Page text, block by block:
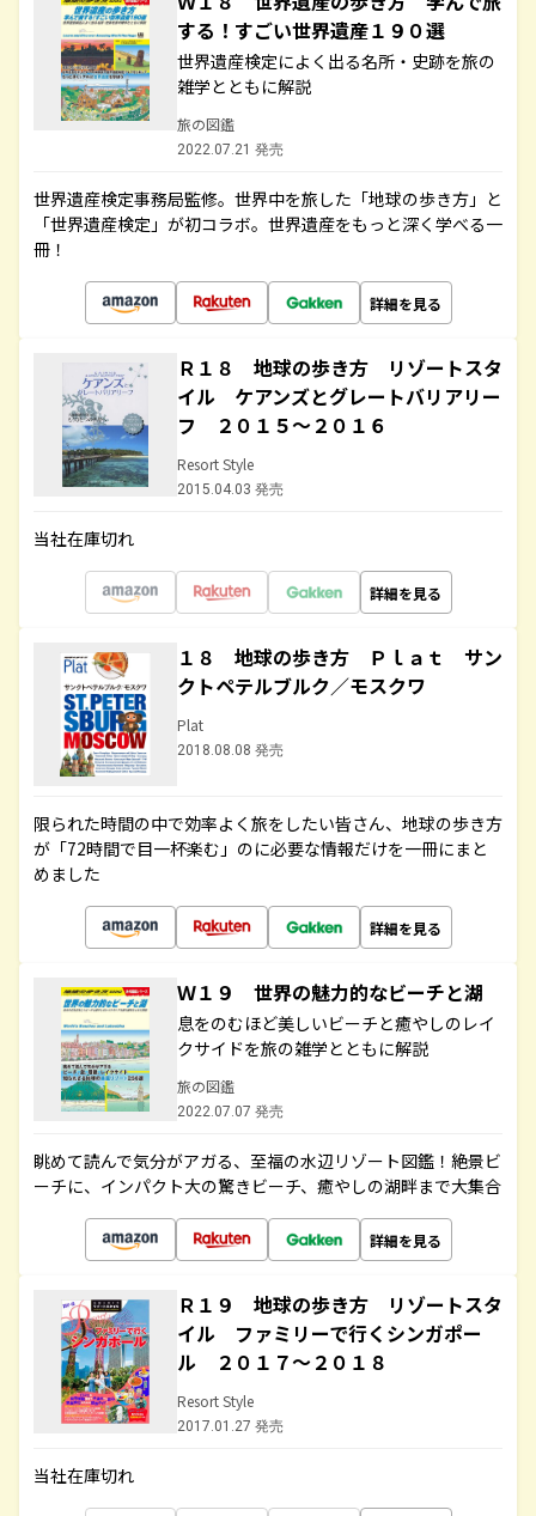
する！すごい世界遺産１９０選
世界遺産検定によく出る名所・史跡を旅の
雑学とともに解説
旅の図鑑
2022.07.21 発売
世界遺産検定事務局監修。世界中を旅した「地球の歩き方」と
「世界遺産検定」が初コラボ。世界遺産をもっと深く学べる一
冊！
詳細を見る
Ｒ１８ 地球の歩き方 リゾートスタ
イル ケアンズとグレートバリアリー
フ ２０１５～２０１６
Resort Style
2015.04.03 発売
当社在庫切れ
詳細を見る
１８ 地球の歩き方 Ｐｌａｔ サン
クトペテルブルク／モスクワ
Plat
2018.08.08 発売
限られた時間の中で効率よく旅をしたい皆さん、地球の歩き方
が「72時間で目一杯楽む」のに必要な情報だけを一冊にまと
めました
詳細を見る
Ｗ１９ 世界の魅力的なビーチと湖
息をのむほど美しいビーチと癒やしのレイ
クサイドを旅の雑学とともに解説
旅の図鑑
2022.07.07 発売
眺めて読んで気分がアガる、至福の水辺リゾート図鑑！絶景ビ
ーチに、インパクト大の驚きビーチ、癒やしの湖畔まで大集合
詳細を見る
Ｒ１９ 地球の歩き方 リゾートスタ
イル ファミリーで行くシンガポー
ル ２０１７～２０１８
Resort Style
2017.01.27 発売
当社在庫切れ